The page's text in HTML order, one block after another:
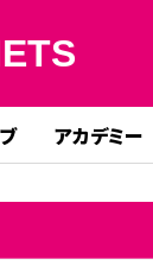
アカデミー